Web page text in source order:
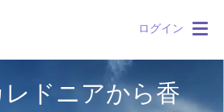
ログイン
ドニアから香